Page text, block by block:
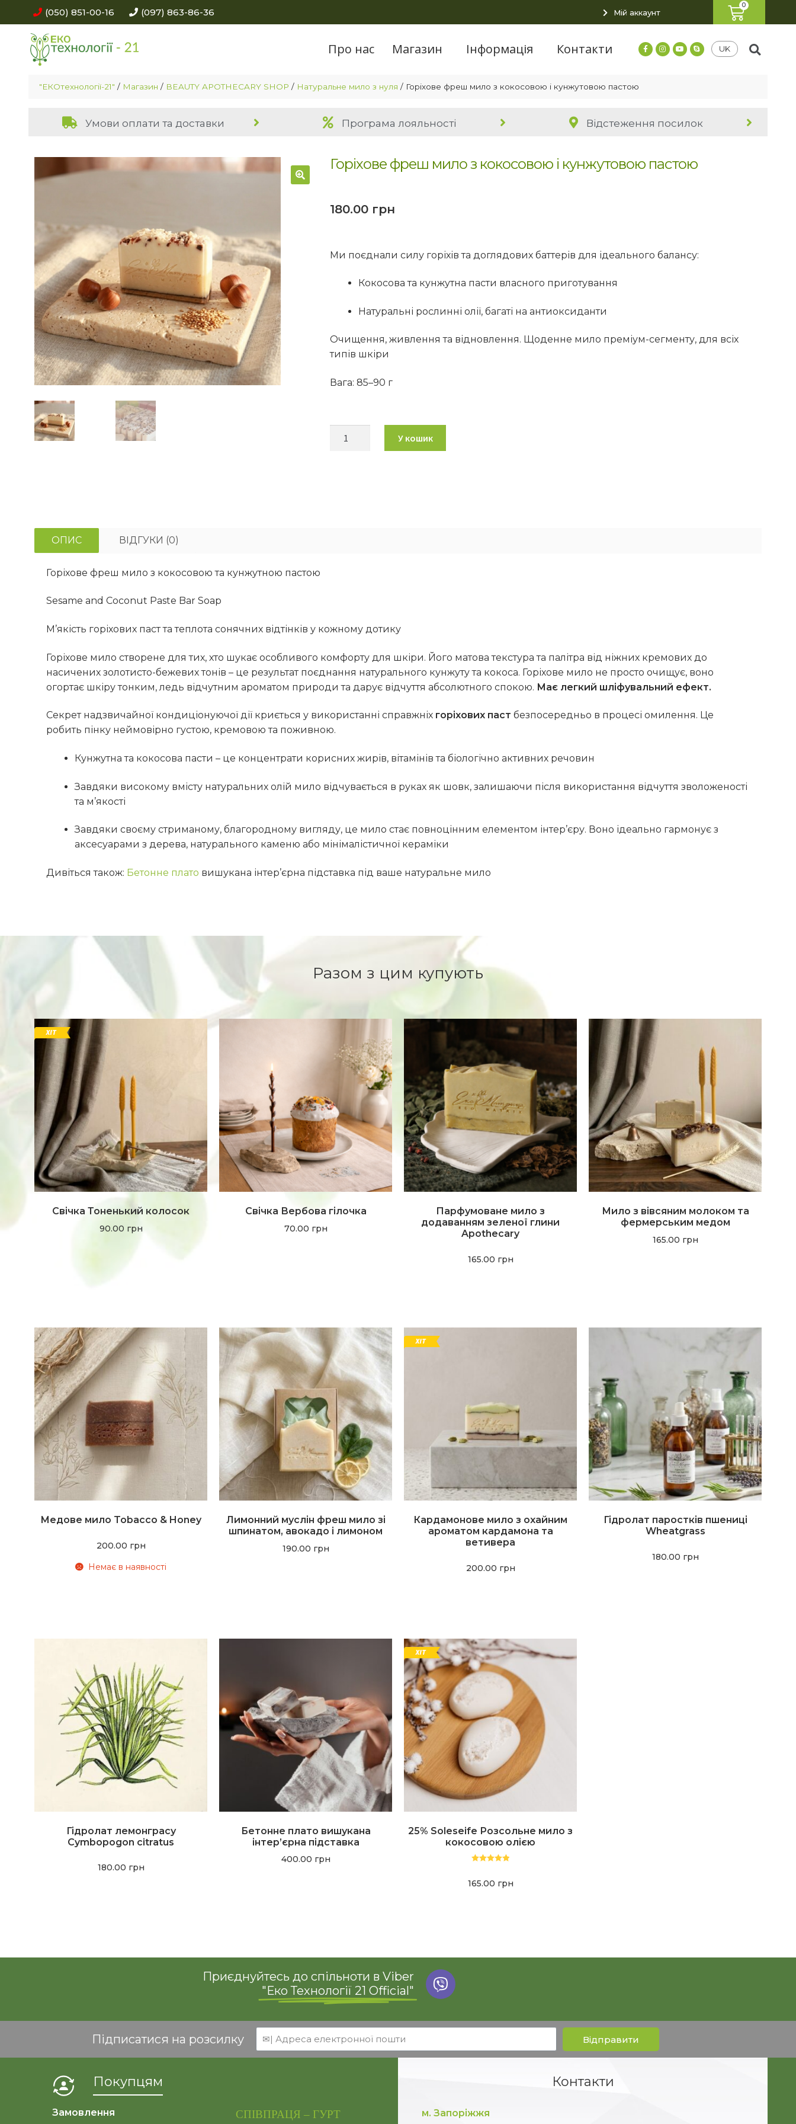
(050) 851-00-16 (097) 863-86-36 Мій аккаунт
Про нас Магазин Інформація Контакти UK
"ЕКОтехнології-21" / Магазин / BEAUTY APOTHECARY SHOP / Натуральне мило з нуля / Горіхове фреш мило з кокосовою і кунжутовою пастою
Умови оплати та доставки Програма лояльності Відстеження посилок
Горіхове фреш мило з кокосовою і кунжутовою пастою
180.00 грн
Ми поєднали силу горіхів та доглядових баттерів для ідеального балансу:
Кокосова та кунжутна пасти власного приготування
Натуральні рослинні олії, багаті на антиоксиданти
Очищення, живлення та відновлення. Щоденне мило преміум-сегменту, для всіх
типів шкіри
Вага: 85–90 г
У кошик
ОПИС ВІДГУКИ (0)
Горіхове фреш мило з кокосовою та кунжутною пастою
Sesame and Coconut Paste Bar Soap
М’якість горіхових паст та теплота сонячних відтінків у кожному дотику
Горіхове мило створене для тих, хто шукає особливого комфорту для шкіри. Його матова текстура та палітра від ніжних кремових до
насичених золотисто-бежевих тонів – це результат поєднання натурального кунжуту та кокоса. Горіхове мило не просто очищує, воно
огортає шкіру тонким, ледь відчутним ароматом природи та дарує відчуття абсолютного спокою. Має легкий шліфувальний ефект.
Секрет надзвичайної кондиціонуючої дії криється у використанні справжніх горіхових паст безпосередньо в процесі омилення. Це
робить пінку неймовірно густою, кремовою та поживною.
Кунжутна та кокосова пасти – це концентрати корисних жирів, вітамінів та біологічно активних речовин
Завдяки високому вмісту натуральних олій мило відчувається в руках як шовк, залишаючи після використання відчуття зволоженості
та м’якості
Завдяки своєму стриманому, благородному вигляду, це мило стає повноцінним елементом інтер’єру. Воно ідеально гармонує з
аксесуарами з дерева, натурального каменю або мінімалістичної кераміки
Дивіться також: Бетонне плато вишукана інтер’єрна підставка під ваше натуральне мило
Разом з цим купують
Свічка Тоненький колосок
90.00 грн
Свічка Вербова гілочка
70.00 грн
Парфумоване мило з
додаванням зеленої глини
Apothecary
165.00 грн
Мило з вівсяним молоком та
фермерським медом
165.00 грн
Медове мило Tobacco & Honey
200.00 грн
Немає в наявності
Лимонний муслін фреш мило зі
шпинатом, авокадо і лимоном
190.00 грн
Кардамонове мило з охайним
ароматом кардамона та
ветивера
200.00 грн
Гідролат паростків пшениці
Wheatgrass
180.00 грн
Гідролат лемонграсу
Cymbopogon citratus
180.00 грн
Бетонне плато вишукана
інтер’єрна підставка
400.00 грн
25% Soleseife Розсольне мило з
кокосовою олією
5.00з 5
165.00 грн
Приєднуйтесь до спільноти в Viber
"Еко Технології 21 Official"
Підписатися на розсилку Відправити
Покупцям
Замовлення СПІВПРАЦЯ – ГУРТ
Контакти
м. Запоріжжя